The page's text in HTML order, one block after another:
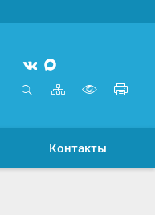
Мы
вконтакте
Мы
MAX
Карта
сайта
для
Контакты